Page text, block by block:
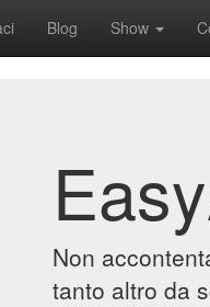
Blog Show
Non
tanto altro da